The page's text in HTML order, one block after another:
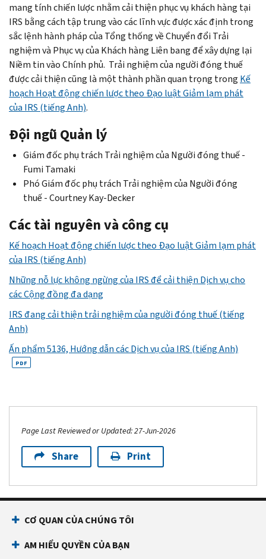
mang tính chiến lược nhằm cải thiện phục vụ khách hàng tại
IRS bằng cách tập trung vào các lĩnh vực được xác định trong
sắc lệnh hành pháp của Tổng thống về Chuyển đổi Trải
nghiệm và Phục vụ của Khách hàng Liên bang để xây dựng lại
Niềm tin vào Chính phủ. Trải nghiệm của người đóng thuế
được cải thiện cũng là một thành phần quan trọng trong Kế
hoạch Hoạt động chiến lược theo Đạo luật Giảm lạm phát
của IRS (tiếng Anh).
Đội ngũ Quản lý
Giám đốc phụ trách Trải nghiệm của Người đóng thuế -
Fumi Tamaki
Phó Giám đốc phụ trách Trải nghiệm của Người đóng
thuế -Courtney Kay-Decker
Các tài nguyên và công cụ
Kế hoạch Hoạt động chiến lược theo Đạo luật Giảm lạm phát
của IRS (tiếng Anh)
Những nỗ lực không ngừng của IRS để cải thiện Dịch vụ cho
các Cộng đồng đa dạng
IRS đang cải thiện trải nghiệm của người đóng thuế (tiếng
Anh)
Ấn phẩm 5136, Hướng dẫn các Dịch vụ của IRS (tiếng Anh)
PDF
Page Last Reviewed or Updated: 27-Jun-2026
Share Print
CƠ QUAN CỦA CHÚNG TÔI
AM HIỂU QUYỀN CỦA BẠN